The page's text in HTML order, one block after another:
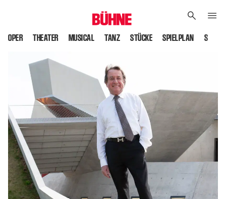
OPER THEATER MUSICAL TANZ STÜCKE SPIELPLAN